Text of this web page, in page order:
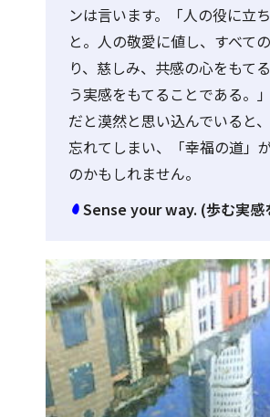
ンは言います。「人の役に立
と。人の敬愛に値し、すべて
り、慈しみ、共感の心をもて
う実感をもてることである。
だと漠然と思い込んでいると
忘れてしまい、「幸福の道」
のかもしれません。
Sense your way. (歩む実感